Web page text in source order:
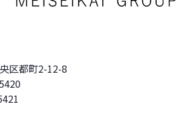
区都町2-12-8